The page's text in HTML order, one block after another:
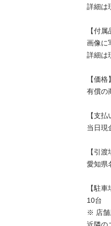
詳細は
【付属
画像に
詳細は
【価格】
有償の
【⽀払
当⽇現
【引渡
愛知県
【駐⾞
10台
※ 店舗